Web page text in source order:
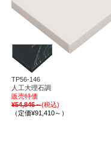
TP56-146
人工大理石調
販売特価
¥54,846～(税込)
（定価¥91,410～）